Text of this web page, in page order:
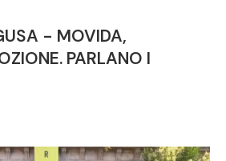
- MOVIDA,
PARLANO I